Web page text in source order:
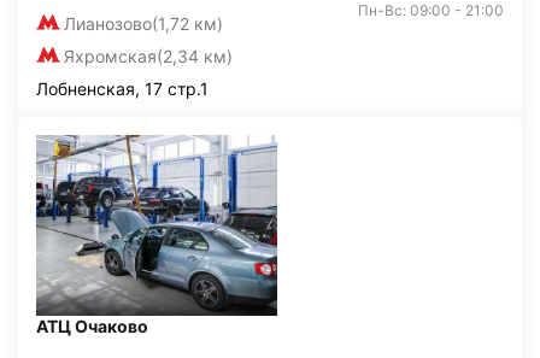
Лианозово(1,72 км)
Яхромская(2,34 км)
Пн-Вс: 09:00 - 21:00
Лобненская, 17 стр.1
АТЦ Очаково